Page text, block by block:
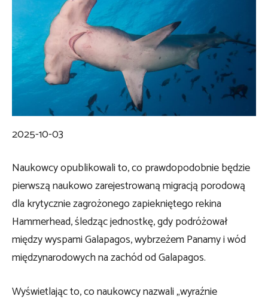
2025-10-03
Naukowcy opublikowali to, co prawdopodobnie będzie
pierwszą naukowo zarejestrowaną migracją porodową
dla krytycznie zagrożonego zapiekniętego rekina
Hammerhead, śledząc jednostkę, gdy podróżował
między wyspami Galapagos, wybrzeżem Panamy i wód
międzynarodowych na zachód od Galapagos.
Wyświetlając to, co naukowcy nazwali „wyraźnie